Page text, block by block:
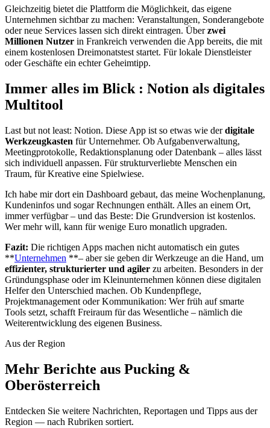
Gleichzeitig bietet die Plattform die Möglichkeit, das eigene
Unternehmen sichtbar zu machen: Veranstaltungen, Sonderangebote
oder neue Services lassen sich direkt eintragen. Überzwei
Millionen Nutzer in Frankreich verwenden die App bereits, die mit
einem kostenlosen Dreimonatstest startet. Für lokale Dienstleister
oder Geschäfte ein echter Geheimtipp.
Immer alles im Blick : Notion als digitales
Multitool
Last but not least: Notion. Diese App ist so etwas wie derdigitale
Werkzeugkasten für Unternehmer. Ob Aufgabenverwaltung,
Meetingprotokolle, Redaktionsplanung oder Datenbank – alles lässt
sich individuell anpassen. Für strukturverliebte Menschen ein
Traum, für Kreative eine Spielwiese.
Ich habe mir dort ein Dashboard gebaut, das meine Wochenplanung,
Kundeninfos und sogar Rechnungen enthält. Alles an einem Ort,
immer verfügbar – und das Beste: Die Grundversion ist kostenlos.
Wer mehr will, kann für wenige Euro monatlich upgraden.
Fazit: Die richtigen Apps machen nicht automatisch ein gutes
**Unternehmen **– aber sie geben dir Werkzeuge an die Hand, um
effizienter, strukturierter und agiler zu arbeiten. Besonders in der
Gründungsphase oder im Kleinunternehmen können diese digitalen
Helfer den Unterschied machen. Ob Kundenpflege,
Projektmanagement oder Kommunikation: Wer früh auf smarte
Tools setzt, schafft Freiraum für das Wesentliche – nämlich die
Weiterentwicklung des eigenen Business.
Aus der Region
Mehr Berichte aus Pucking &
Oberösterreich
Entdecken Sie weitere Nachrichten, Reportagen und Tipps aus der
Region — nach Rubriken sortiert.